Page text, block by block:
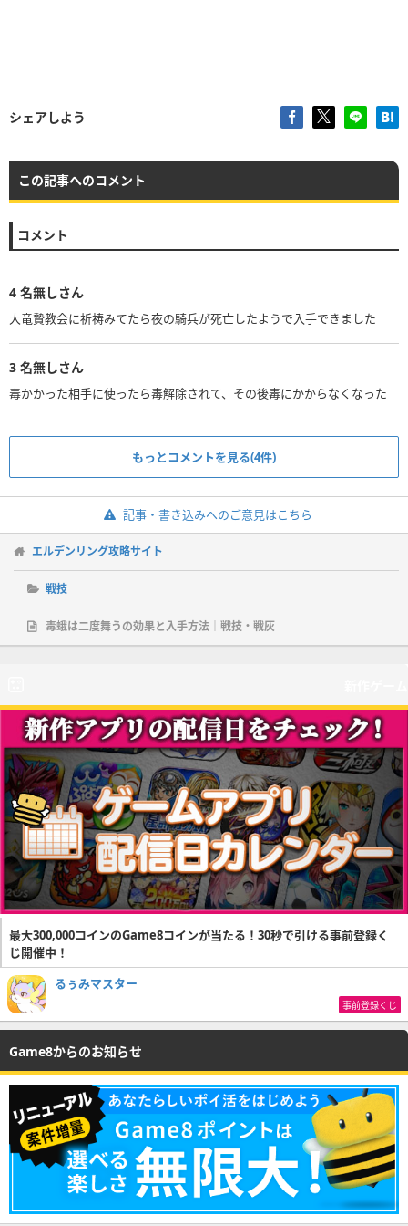
シェアしよう
この記事へのコメント
コメント
4 名無しさん
大竜贄教会に祈祷みてたら夜の騎兵が死亡したようで入手できました
3 名無しさん
毒かかった相手に使ったら毒解除されて、その後毒にかからなくなった
もっとコメントを見る(4件)
記事・書き込みへのご意見はこちら
エルデンリング攻略サイト
戦技
毒蛾は二度舞うの効果と入手方法｜戦技・戦灰
最大300,000コインのGame8コインが当たる！30秒で引ける事前登録く
じ開催中！
るぅみマスター
事前登録くじ
Game8からのお知らせ